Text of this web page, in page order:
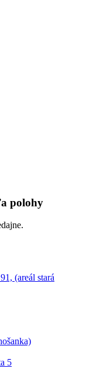
polohy
(areál stará
5